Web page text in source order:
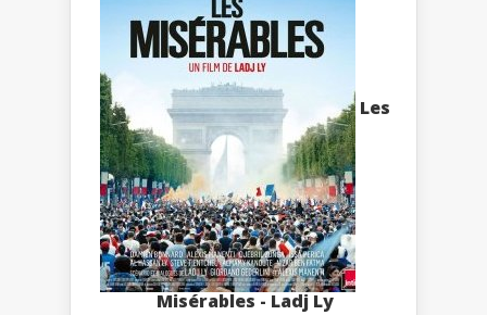
Les
Misérables - Ladj Ly